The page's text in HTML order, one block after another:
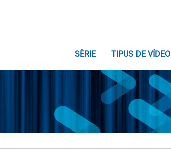
SÈRIE TIPUS DE VÍDEO